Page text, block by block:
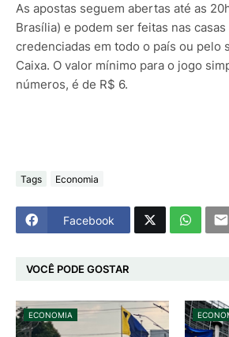
As apostas seguem abertas até as
Brasília) e podem ser feitas nas
credenciadas em todo o país ou pelo
Caixa. O valor mínimo para o jogo
números, é de R$ 6.
Tags Economia
Facebook
VOCÊ PODE GOSTAR
ECONOMIA